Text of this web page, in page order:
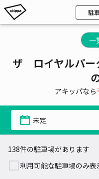
駐
一
ザ ロイヤルパ
アキッパなら
未定
138件の駐車場があります
利用可能な駐車場のみ表